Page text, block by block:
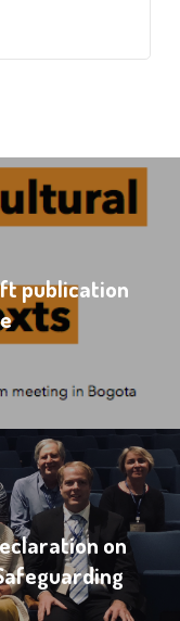
publication
on